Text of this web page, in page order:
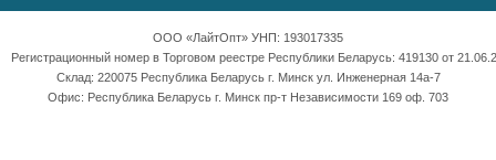
ООО «ЛайтОпт» УНП: 193017335
Регистрационный номер в Торговом реестре Республики Беларусь: 419130 от
Склад: 220075 Республика Беларусь г. Минск ул. Инженерная 14а-7
Офис: Республика Беларусь г. Минск пр-т Независимости 169 оф. 703